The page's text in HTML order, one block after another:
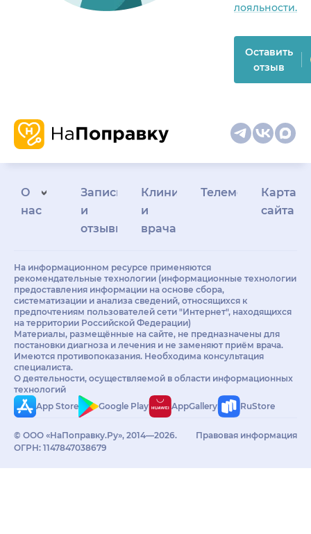
лояльности.
Оставить
отзыв
О
нас
Запись
и
отзывы
Клиникам
и
врачам
Телемедицина
Карта
сайта
На информационном ресурсе применяются
рекомендательные технологии (информационные технологии
предоставления информации на основе сбора,
систематизации и анализа сведений, относящихся к
предпочтениям пользователей сети "Интернет", находящихся
на территории Российской Федерации)
Материалы, размещённые на сайте, не предназначены для
постановки диагноза и лечения и не заменяют приём врача.
Имеются противопоказания. Необходима консультация
специалиста.
О деятельности, осуществляемой в области информационных
технологий
App Store
Google Play AppGallery RuStore
© ООО «НаПоправку.Ру», 2014—2026.
ОГРН: 1147847038679
Правовая информация